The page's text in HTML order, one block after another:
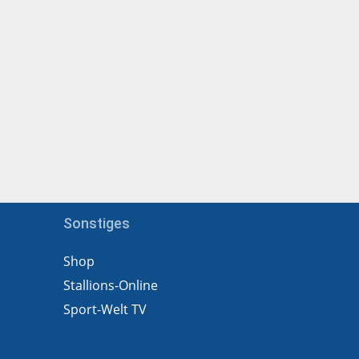
Sonstiges
Shop
Stallions-Online
Sport-Welt TV